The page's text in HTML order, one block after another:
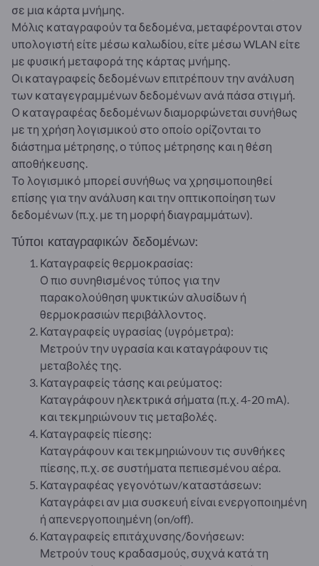
σε μια κάρτα μνήμης.
Μόλις καταγραφούν τα δεδομένα, μεταφέρονται στον
υπολογιστή είτε μέσω καλωδίου, είτε μέσω WLAN είτε
με φυσική μεταφορά της κάρτας μνήμης.
Οι καταγραφείς δεδομένων επιτρέπουν την ανάλυση
των καταγεγραμμένων δεδομένων ανά πάσα στιγμή.
Ο καταγραφέας δεδομένων διαμορφώνεται συνήθως
με τη χρήση λογισμικού στο οποίο ορίζονται το
διάστημα μέτρησης, ο τύπος μέτρησης και η θέση
αποθήκευσης.
Το λογισμικό μπορεί συνήθως να χρησιμοποιηθεί
επίσης για την ανάλυση και την οπτικοποίηση των
δεδομένων (π.χ. με τη μορφή διαγραμμάτων).
Τύποι καταγραφικών δεδομένων:
Καταγραφείς θερμοκρασίας:
Ο πιο συνηθισμένος τύπος για την
παρακολούθηση ψυκτικών αλυσίδων ή
θερμοκρασιών περιβάλλοντος.
Καταγραφείς υγρασίας (υγρόμετρα):
Μετρούν την υγρασία και καταγράφουν τις
μεταβολές της.
Καταγραφείς τάσης και ρεύματος:
Καταγράφουν ηλεκτρικά σήματα (π.χ. 4-20 mA).
και τεκμηριώνουν τις μεταβολές.
Καταγραφείς πίεσης:
Καταγράφουν και τεκμηριώνουν τις συνθήκες
πίεσης, π.χ. σε συστήματα πεπιεσμένου αέρα.
Καταγραφέας γεγονότων/καταστάσεων:
Καταγράφει αν μια συσκευή είναι ενεργοποιημένη
ή απενεργοποιημένη (on/off).
Καταγραφείς επιτάχυνσης/δονήσεων:
Μετρούν τους κραδασμούς, συχνά κατά τη